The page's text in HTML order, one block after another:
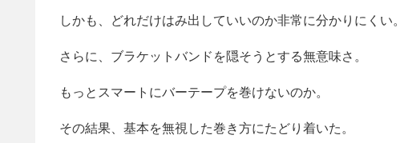
しかも、どれだけはみ出していいのか非常に分かりにくい。
さらに、ブラケットバンドを隠そうとする無意味さ。
もっとスマートにバーテープを巻けないのか。
その結果、基本を無視した巻き方にたどり着いた。